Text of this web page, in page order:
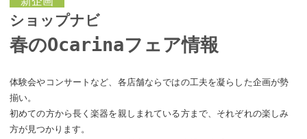
ショップナビ
春のOcarinaフェア情報
体験会やコンサートなど、各店舗ならではの工夫を凝らした企画が勢
揃い。
初めての方から長く楽器を親しまれている方まで、それぞれの楽しみ
方が見つかります。